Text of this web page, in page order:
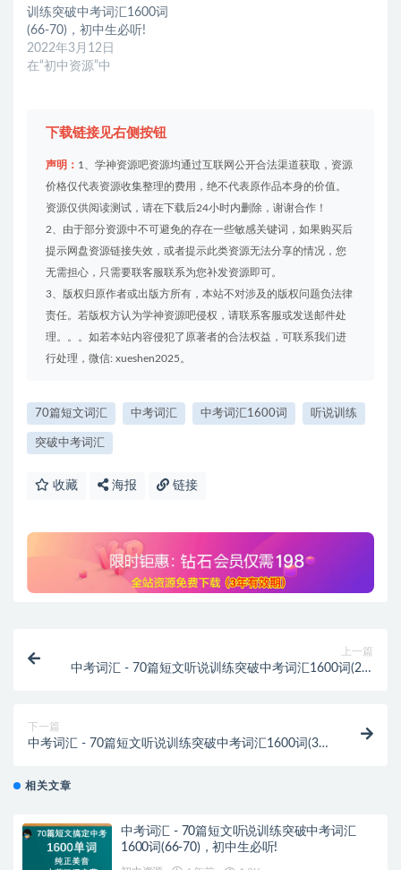
训练突破中考词汇1600词
(66-70)，初中生必听!
2022年3月12日
在“初中资源”中
下载链接见右侧按钮
声明： 1、学神资源吧资源均通过互联网公开合法渠道获取，资源
价格仅代表资源收集整理的费用，绝不代表原作品本身的价值。
资源仅供阅读测试，请在下载后24小时内删除，谢谢合作！
2、由于部分资源中不可避免的存在一些敏感关键词，如果购买后
提示网盘资源链接失效，或者提示此类资源无法分享的情况，您
无需担心，只需要联客服联系为您补发资源即可。
3、版权归原作者或出版方所有，本站不对涉及的版权问题负法律
责任。若版权方认为学神资源吧侵权，请联系客服或发送邮件处
理。。。如若本站内容侵犯了原著者的合法权益，可联系我们进
行处理，微信: xueshen2025。
70篇短文词汇 中考词汇 中考词汇1600词 听说训练
突破中考词汇
收藏 海报 链接
上一篇
中考词汇 - 70篇短文听说训练突破中考词汇1600词(21-
下一篇
中考词汇 - 70篇短文听说训练突破中考词汇1600词(31-
相关文章
中考词汇 - 70篇短文听说训练突破中考词汇
1600词(66-70)，初中生必听!